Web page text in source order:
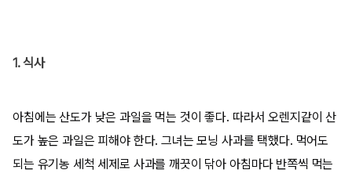
1. 식사
아침에는 산도가 낮은 과일을 먹는 것이 좋다. 따라서 오렌지같이 산
도가 높은 과일은 피해야 한다. 그녀는 모닝 사과를 택했다. 먹어도
되는 유기농 세척 세제로 사과를 깨끗이 닦아 아침마다 반쪽씩 먹는